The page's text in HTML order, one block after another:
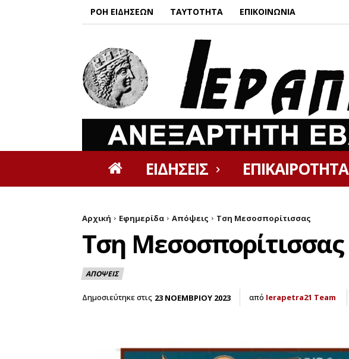
ΡΟΗ ΕΙΔΗΣΕΩΝ ΤΑΥΤΟΤΗΤΑ ΕΠΙΚΟΙΝΩΝΙΑ
ΕΙΔΗΣΕΙΣ ΕΠΙΚΑΙΡΟΤΗΤΑ
Αρχική Εφημερίδα Απόψεις Τση Μεσοσπορίτισσας
Τση Μεσοσπορίτισσας
ΑΠΟΨΕΙΣ
Δημοσιεύτηκε στις 23 ΝΟΕΜΒΡΙΟΥ 2023 από Ierapetra21 Team